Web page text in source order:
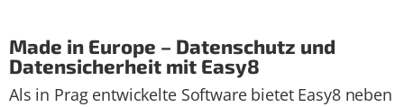
Made in Europe – Datenschutz und
Datensicherheit mit Easy8
Als in Prag entwickelte Software bietet Easy8 neben